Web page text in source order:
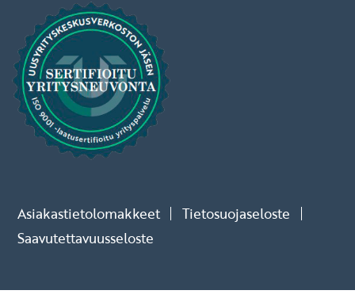
Asiakastietolomakkeet
Tietosuojaseloste
Saavutettavuusseloste